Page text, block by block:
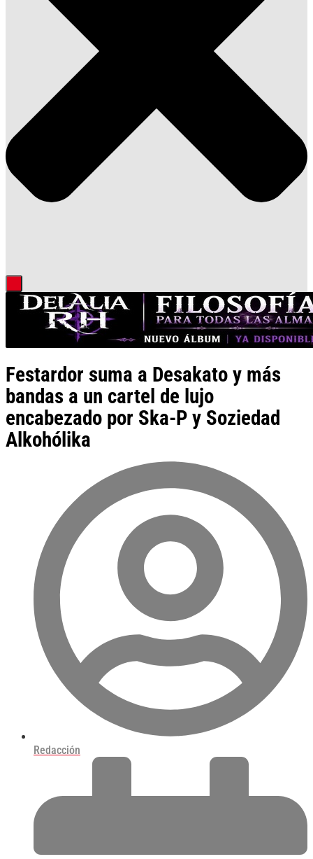
Festardor suma a Desakato y más
bandas a un cartel de lujo
encabezado por Ska-P y Soziedad
Alkohólika
Redacción